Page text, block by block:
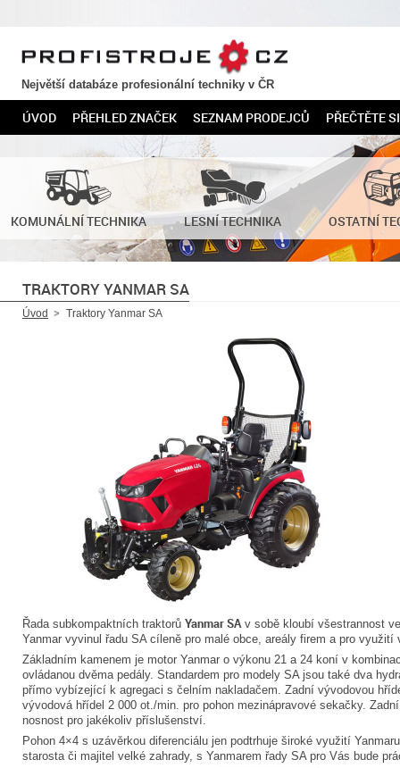
PROFISTROJE.CZ
Největší databáze profesionální techniky v ČR
ÚVOD PŘEHLED ZNAČEK SEZNAM PRODEJCŮ PŘEČTĚTE SI
KOMUNÁLNÍ TECHNIKA LESNÍ TECHNIKA OSTATNÍ
TRAKTORY YANMAR SA
Úvod Traktory Yanmar SA
Řada subkompaktních traktorů Yanmar SAv sobě kloubí všestrannost
Yanmar vyvinul řadu SA cíleně pro malé obce, areály firem a pro využití
Základním kamenem je motor Yanmar o výkonu 21 a 24 koní v
ovládanou dvěma pedály. Standardem pro modely SA jsou také dva
přímo vybízející k agregaci s čelním nakladačem. Zadní vývodovou
vývodová hřídel 2 000 ot./min. pro pohon mezinápravové sekačky.
nosnost pro jakékoliv příslušenství.
Pohon 4×4 s uzávěrkou diferenciálu jen podtrhuje široké využití
starosta či majitel velké zahrady, s Yanmarem řady SA pro Vás bude